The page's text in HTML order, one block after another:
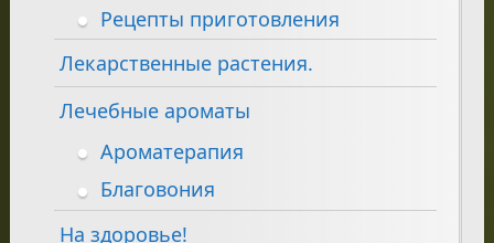
Рецепты приготовления
Лекарственные растения.
Лечебные ароматы
Ароматерапия
Благовония
На здоровье!